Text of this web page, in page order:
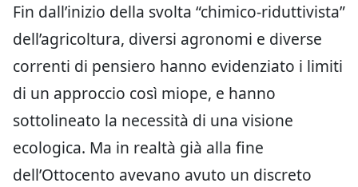
Fin dall’inizio della svolta “chimico-riduttivista”
dell’agricoltura, diversi agronomi e diverse
correnti di pensiero hanno evidenziato i limiti
di un approccio così miope, e hanno
sottolineato la necessità di una visione
ecologica. Ma in realtà già alla fine
dell’Ottocento avevano avuto un discreto